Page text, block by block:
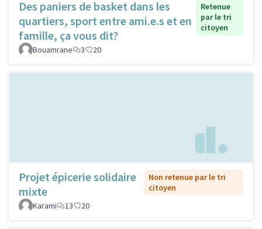
Des paniers de basket dans les
quartiers, sport entre ami.e.s et en
famille, ça vous dit?
Retenue
par le tri
citoyen
Bouamrane 3 20
Projet épicerie solidaire
mixte
Non retenue par le tri
citoyen
Karami
13 20